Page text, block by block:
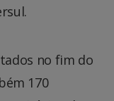
no fim do
170